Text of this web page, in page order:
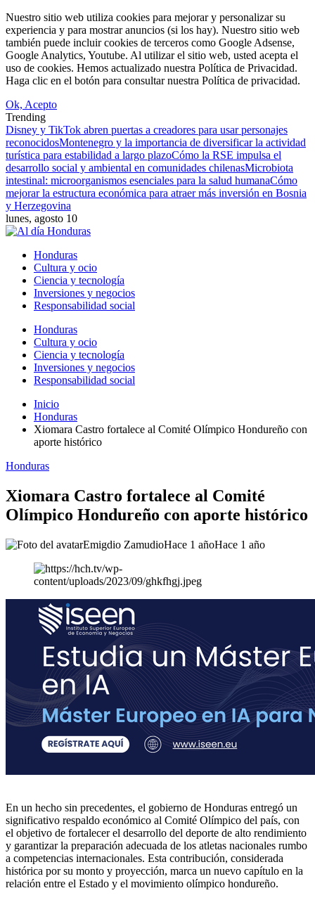
Nuestro sitio web utiliza cookies para mejorar y personalizar su
experiencia y para mostrar anuncios (si los hay). Nuestro sitio web
también puede incluir cookies de terceros como Google Adsense,
Google Analytics, Youtube. Al utilizar el sitio web, usted acepta el
uso de cookies. Hemos actualizado nuestra Política de Privacidad.
Haga clic en el botón para consultar nuestra Política de privacidad.
Ok, Acepto
Trending
Disney y TikTok abren puertas a creadores para usar personajes
reconocidosMontenegro y la importancia de diversificar la actividad
turística para estabilidad a largo plazoCómo la RSE impulsa el
desarrollo social y ambiental en comunidades chilenasMicrobiota
intestinal: microorganismos esenciales para la salud humanaCómo
mejorar la estructura económica para atraer más inversión en Bosnia
y Herzegovina
lunes, agosto 10
Honduras
Cultura y ocio
Ciencia y tecnología
Inversiones y negocios
Responsabilidad social
Honduras
Cultura y ocio
Ciencia y tecnología
Inversiones y negocios
Responsabilidad social
Inicio
Honduras
Xiomara Castro fortalece al Comité Olímpico Hondureño con
aporte histórico
Honduras
Xiomara Castro fortalece al Comité
Olímpico Hondureño con aporte histórico
Emigdio ZamudioHace 1 añoHace 1 año
En un hecho sin precedentes, el gobierno de Honduras entregó un
significativo respaldo económico al Comité Olímpico del país, con
el objetivo de fortalecer el desarrollo del deporte de alto rendimiento
y garantizar la preparación adecuada de los atletas nacionales rumbo
a competencias internacionales. Esta contribución, considerada
histórica por su monto y proyección, marca un nuevo capítulo en la
relación entre el Estado y el movimiento olímpico hondureño.